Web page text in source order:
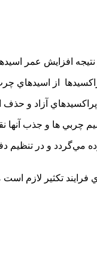
نتيجه افزايش عمر
از اسيدهاي
پراكسيدهاي آزاد و
چربي ها و جذب
و در تنظيم
فرايند تكثير لازم